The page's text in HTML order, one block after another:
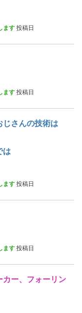
ます 投稿日
ます 投稿日
じさんの技術は
は
ます 投稿日
ます 投稿日
カー、フォーリン